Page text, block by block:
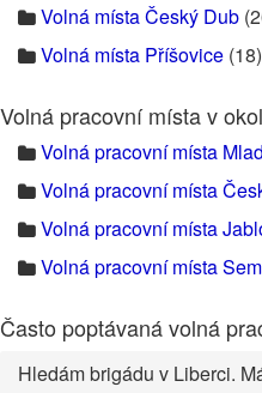
Volná místa Český Dub
Volná místa Příšovice (18)
Volná pracovní místa v
Volná pracovní místa
Volná pracovní místa
Volná pracovní místa
Volná pracovní místa
Často poptávaná volná
Hledám brigádu v Liberci.